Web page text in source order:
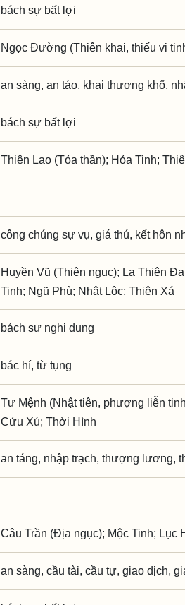
bách sự bất lợi
Ngọc Đường (Thiên khai, thiếu vi
an sàng, an táo, khai thương khố,
bách sự bất lợi
Thiên Lao (Tỏa thần); Hỏa Tinh;
công chúng sự vụ, giá thú, kết hôn
Huyền Vũ (Thiên ngục); La Thiên
Tinh; Ngũ Phù; Nhật Lộc; Thiên Xá
bách sự nghi dụng
bác hí, từ tụng
Tư Mệnh (Nhật tiên, phượng liễn
Cửu Xú; Thời Hình
an táng, nhập trạch, thượng lương,
Câu Trần (Địa ngục); Mộc Tinh; Lục
an sàng, cầu tài, cầu tự, giao dịch,